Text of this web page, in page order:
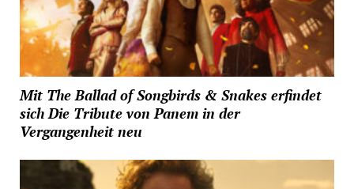
Mit The Ballad of Songbirds & Snakes erfindet
sich Die Tribute von Panem in der
Vergangenheit neu